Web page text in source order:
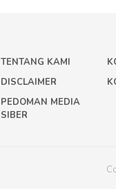
TENTANG KAMI
DISCLAIMER
PEDOMAN MEDIA
SIBER